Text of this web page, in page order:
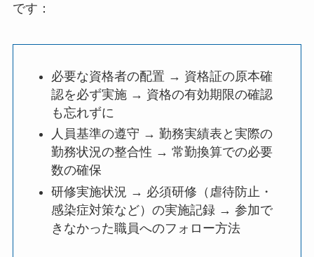
です：
必要な資格者の配置 → 資格証の原本確
認を必ず実施 → 資格の有効期限の確認
も忘れずに
人員基準の遵守 → 勤務実績表と実際の
勤務状況の整合性 → 常勤換算での必要
数の確保
研修実施状況 → 必須研修（虐待防止・
感染症対策など）の実施記録 → 参加で
きなかった職員へのフォロー方法